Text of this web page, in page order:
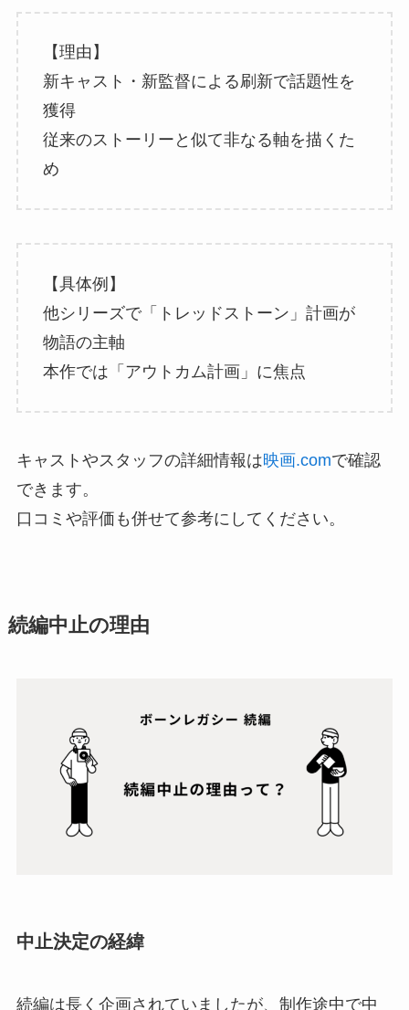
【理由】
新キャスト・新監督による刷新で話題性を
獲得
従来のストーリーと似て非なる軸を描くた
め
【具体例】
他シリーズで「トレッドストーン」計画が
物語の主軸
本作では「アウトカム計画」に焦点
キャストやスタッフの詳細情報は映画.comで確認
できます。
口コミや評価も併せて参考にしてください。
続編中止の理由
中止決定の経緯
続編は長く企画されていましたが、制作途中で中